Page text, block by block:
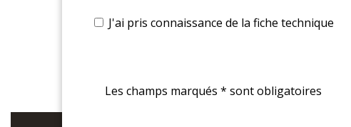
J'ai pris connaissance de la fiche technique
Les champs marqués * sont obligatoires